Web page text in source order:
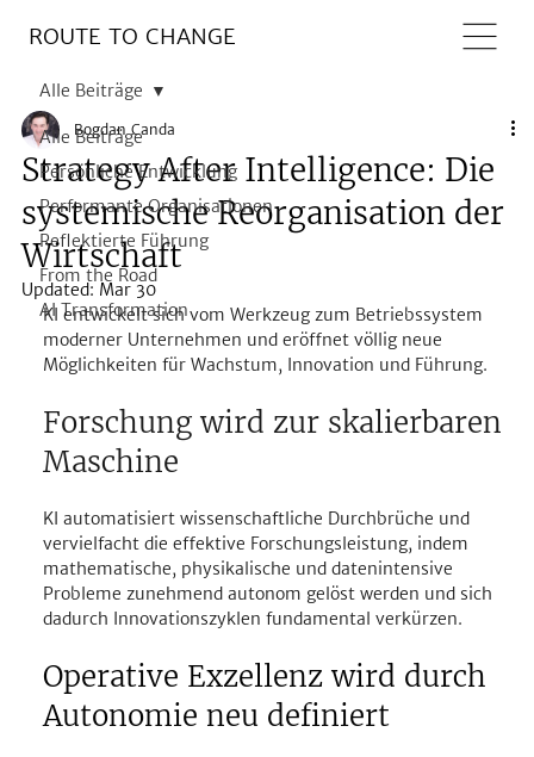
ROUTE TO CHANGE
Alle Beiträge
Persönliche Entwicklung
Performante Organisationen
Reflektierte Führung
From the Road
AI Transformation
Alle Beiträge
Strategy After Intelligence: Die
systemische Reorganisation der
Wirtschaft
Bogdan Canda
Updated: Mar 30
KI entwickelt sich vom Werkzeug zum Betriebssystem
moderner Unternehmen und eröffnet völlig neue
Möglichkeiten für Wachstum, Innovation und Führung.
Forschung wird zur skalierbaren
Maschine
KI automatisiert wissenschaftliche Durchbrüche und
vervielfacht die effektive Forschungsleistung, indem
mathematische, physikalische und datenintensive
Probleme zunehmend autonom gelöst werden und sich
dadurch Innovationszyklen fundamental verkürzen.
Operative Exzellenz wird durch
Autonomie neu definiert